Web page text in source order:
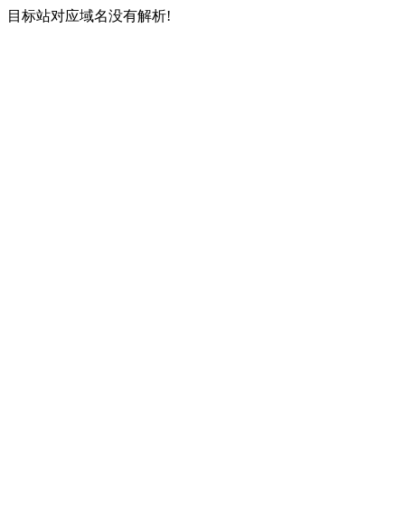
目标站对应域名没有解析!